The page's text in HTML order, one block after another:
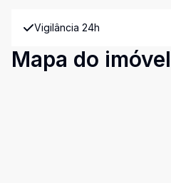
Vigilância 24h
Mapa do imóvel